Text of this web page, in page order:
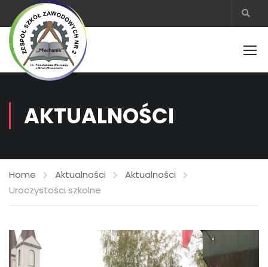
AKTUALNOŚCI
Home Aktualności
Aktualności
Uroczystości szkolne